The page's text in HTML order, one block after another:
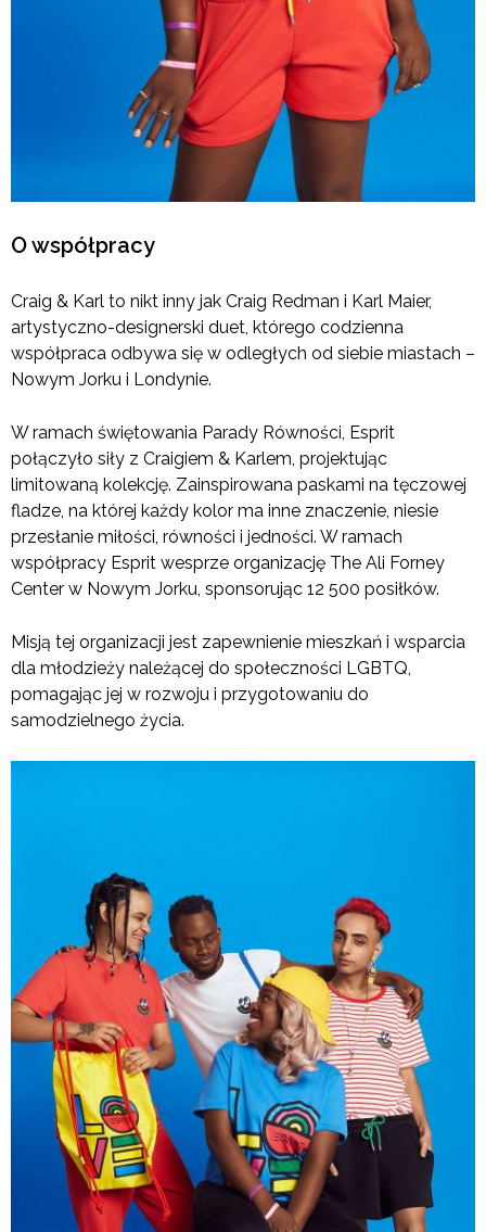
O współpracy
Craig & Karl to nikt inny jak Craig Redman i Karl Maier,
artystyczno-designerski duet, którego codzienna
współpraca odbywa się w odległych od siebie miastach –
Nowym Jorku i Londynie.
W ramach świętowania Parady Równości, Esprit
połączyło siły z Craigiem & Karlem, projektując
limitowaną kolekcję. Zainspirowana paskami na tęczowej
fladze, na której każdy kolor ma inne znaczenie, niesie
przesłanie miłości, równości i jedności. W ramach
współpracy Esprit wesprze organizację The Ali Forney
Center w Nowym Jorku, sponsorując 12 500 posiłków.
Misją tej organizacji jest zapewnienie mieszkań i wsparcia
dla młodzieży należącej do społeczności LGBTQ,
pomagając jej w rozwoju i przygotowaniu do
samodzielnego życia.